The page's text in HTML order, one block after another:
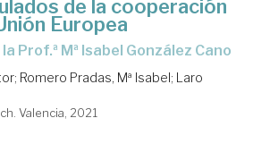
de la cooperación
Europea
Prof.ª Mª Isabel González Cano
; Romero Pradas, Mª Isabel; Laro
Valencia, 2021